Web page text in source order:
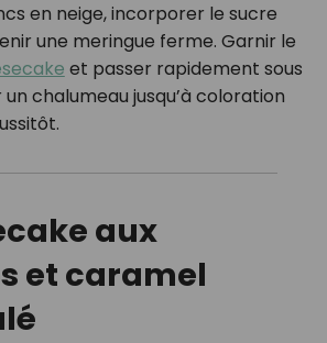
en neige, incorporer le sucre
une meringue ferme. Garnir le
et passer rapidement sous
un chalumeau jusqu’à coloration
aux
et caramel